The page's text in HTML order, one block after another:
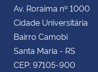
Av. Roraima nº 1000
Cidade Universitária
Bairro Camobi
Santa Maria - RS
CEP: 97105-900